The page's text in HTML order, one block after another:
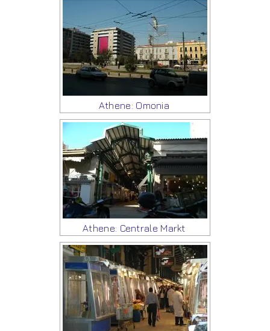
Athene: Omonia
Athene: Centrale Markt